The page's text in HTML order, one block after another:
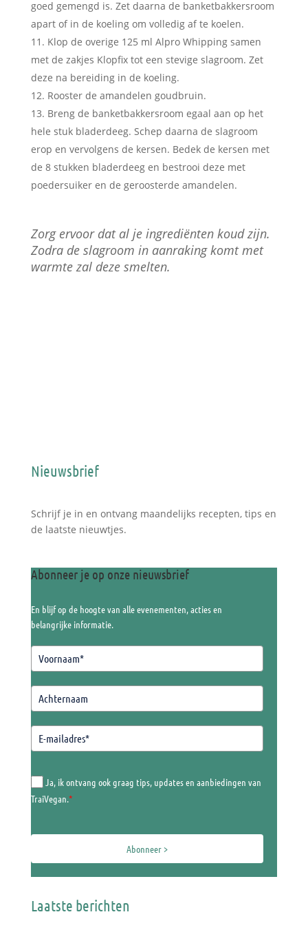
goed gemengd is. Zet daarna de banketbakkersroom
apart of in de koeling om volledig af te koelen.
Klop de overige 125 ml Alpro Whipping samen
met de zakjes Klopfix tot een stevige slagroom. Zet
deze na bereiding in de koeling.
Rooster de amandelen goudbruin.
Breng de banketbakkersroom egaal aan op het
hele stuk bladerdeeg. Schep daarna de slagroom
erop en vervolgens de kersen. Bedek de kersen met
de 8 stukken bladerdeeg en bestrooi deze met
poedersuiker en de geroosterde amandelen.
Zorg ervoor dat al je ingrediënten koud zijn.
Zodra de slagroom in aanraking komt met
warmte zal deze smelten.
Nieuwsbrief
Schrijf je in en ontvang maandelijks recepten, tips en
de laatste nieuwtjes.
Abonneer je op onze nieuwsbrief
En blijf op de hoogte van alle evenementen, acties en
belangrijke informatie.
Ja, ik ontvang ook graag tips, updates en aanbiedingen van
TraiVegan.*
Abonneer >
Laatste berichten